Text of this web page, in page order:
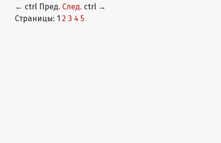
← ctrl Пред. След. ctrl →
Страницы: 1 2 3 4 5